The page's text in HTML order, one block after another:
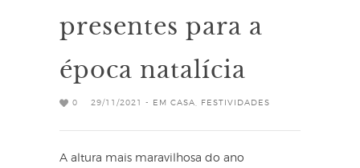
presentes para a
época natalícia
0 29/11/2021 - EM CASA FESTIVIDADES
A altura mais maravilhosa do ano